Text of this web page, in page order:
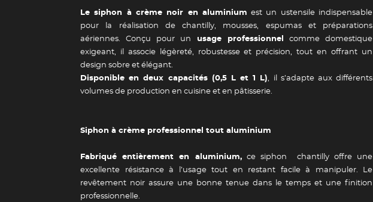
Le siphon à crème noir en aluminium est un ustensile indispensable
pour la réalisation de chantilly, mousses, espumas et préparations
aériennes. Conçu pour un usage professionnel
comme domestique
exigeant, il associe légèreté, robustesse et précision, tout en offrant un
design sobre et élégant.
Disponible en deux capacités (0,5 L et 1 L), il s’adapte aux différents
volumes de production en cuisine et en pâtisserie.
Siphon à crème professionnel tout aluminium
Fabriqué entièrement en aluminium,ce siphon chantilly offre une
excellente résistance à l’usage tout en restant facile à manipuler. Le
revêtement noir assure une bonne tenue dans le temps et une finition
professionnelle.